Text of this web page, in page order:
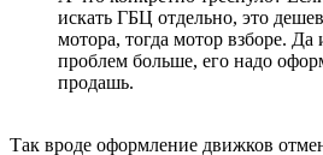
искать ГБЦ отдельно, это
мотора, тогда мотор взборе.
проблем больше, его надо
продашь.
Так вроде оформление движков